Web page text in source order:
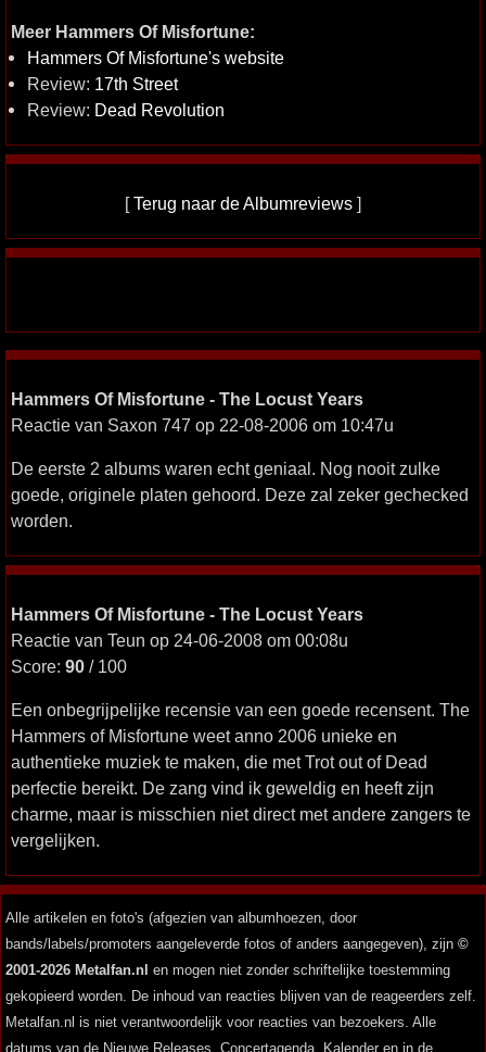
Meer Hammers Of Misfortune:
Hammers Of Misfortune's website
Review: 17th Street
Review: Dead Revolution
[Terug naar de Albumreviews ]
Hammers Of Misfortune - The Locust Years
Reactie van Saxon 747 op 22-08-2006 om 10:47u
De eerste 2 albums waren echt geniaal. Nog nooit zulke
goede, originele platen gehoord. Deze zal zeker gechecked
worden.
Hammers Of Misfortune - The Locust Years
Reactie van Teun op 24-06-2008 om 00:08u
Score: 90 / 100
Een onbegrijpelijke recensie van een goede recensent. The
Hammers of Misfortune weet anno 2006 unieke en
authentieke muziek te maken, die met Trot out of Dead
perfectie bereikt. De zang vind ik geweldig en heeft zijn
charme, maar is misschien niet direct met andere zangers te
vergelijken.
Alle artikelen en foto's (afgezien van albumhoezen, door
bands/labels/promoters aangeleverde fotos of anders aangegeven), zijn ©
2001-2026 Metalfan.nl en mogen niet zonder schriftelijke toestemming
gekopieerd worden. De inhoud van reacties blijven van de reageerders zelf.
Metalfan.nl is niet verantwoordelijk voor reacties van bezoekers. Alle
datums van de Nieuwe Releases, Concertagenda, Kalender en in de